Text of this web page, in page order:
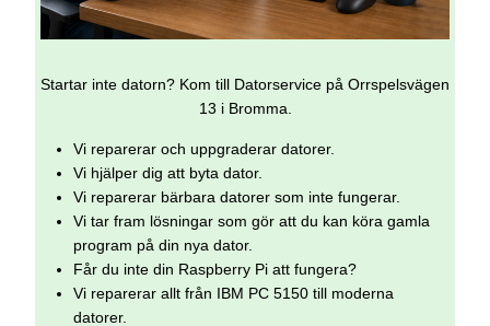
Startar inte datorn? Kom till Datorservice på Orrspelsvägen
13 i Bromma.
Vi reparerar och uppgraderar datorer.
Vi hjälper dig att byta dator.
Vi reparerar bärbara datorer som inte fungerar.
Vi tar fram lösningar som gör att du kan köra gamla
program på din nya dator.
Får du inte din Raspberry Pi att fungera?
Vi reparerar allt från IBM PC 5150 till moderna
datorer.